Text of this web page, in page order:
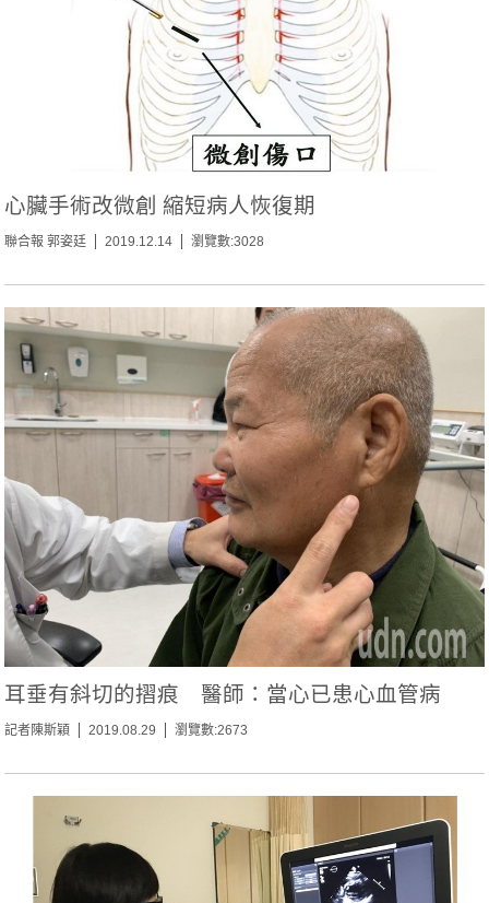
心臟手術改微創 縮短病人恢復期
聯合報 郭姿廷 2019.12.14 瀏覽數:3028
耳垂有斜切的摺痕 醫師：當心已患心血管病
記者陳斯穎 2019.08.29 瀏覽數:2673